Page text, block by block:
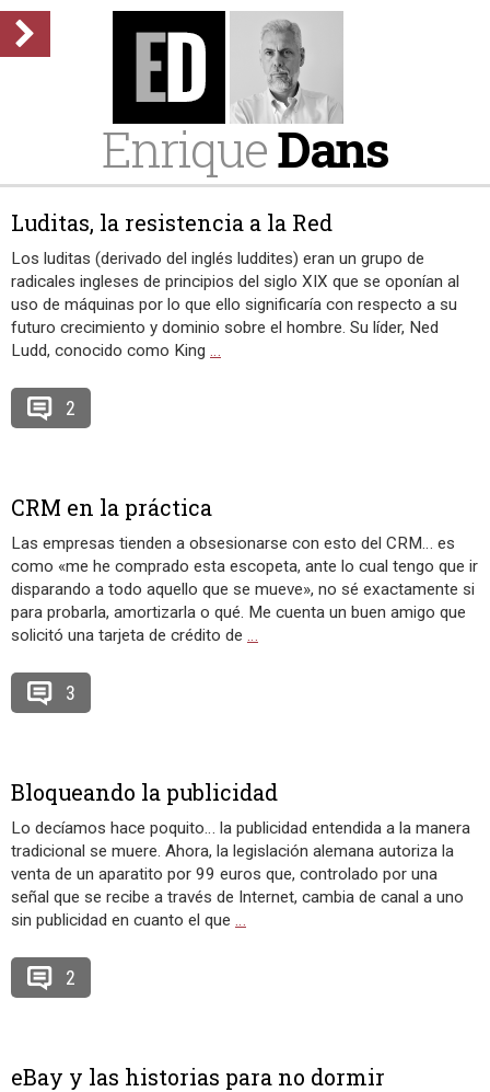
EnriqueDans
Luditas, la resistencia a la Red
Los luditas (derivado del inglés luddites) eran un grupo de
radicales ingleses de principios del siglo XIX que se oponían al
uso de máquinas por lo que ello significaría con respecto a su
futuro crecimiento y dominio sobre el hombre. Su líder, Ned
Ludd, conocido como King …
2
CRM en la práctica
Las empresas tienden a obsesionarse con esto del CRM… es
como «me he comprado esta escopeta, ante lo cual tengo que ir
disparando a todo aquello que se mueve», no sé exactamente si
para probarla, amortizarla o qué. Me cuenta un buen amigo que
solicitó una tarjeta de crédito de …
3
Bloqueando la publicidad
Lo decíamos hace poquito… la publicidad entendida a la manera
tradicional se muere. Ahora, la legislación alemana autoriza la
venta de un aparatito por 99 euros que, controlado por una
señal que se recibe a través de Internet, cambia de canal a uno
sin publicidad en cuanto el que …
2
eBay y las historias para no dormir